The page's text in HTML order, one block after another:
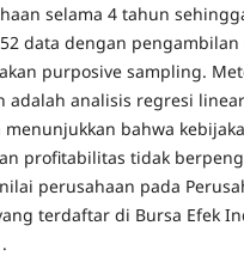
selama 4 tahun
data dengan pengambilan
purposive sampling.
adalah analisis regresi
bahwa
profitabilitas tidak
perusahaan pada
terdaftar di Bursa Efek